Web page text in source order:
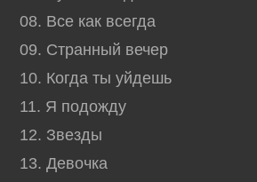
08. Все как всегда
09. Странный вечер
10. Когда ты уйдешь
11. Я подожду
12. Звезды
13. Девочка